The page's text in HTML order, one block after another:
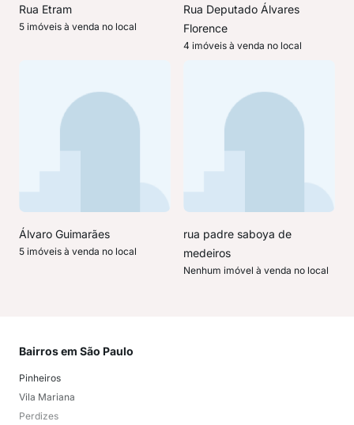
Rua Etram
5 imóveis à venda no local
Rua Deputado Álvares
Florence
4 imóveis à venda no local
Álvaro Guimarães
5 imóveis à venda no local
rua padre saboya de
medeiros
Nenhum imóvel à venda no local
Bairros em São Paulo
Pinheiros
Vila Mariana
Perdizes